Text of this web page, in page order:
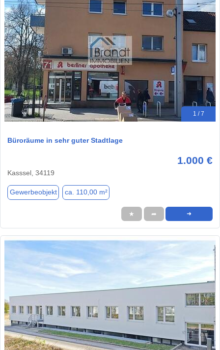
1 / 7
Büroräume in sehr guter Stadtlage
1.000 €
Kasssel, 34119
Gewerbeobjekt ca. 110,00 m²
★ ➦ ➜